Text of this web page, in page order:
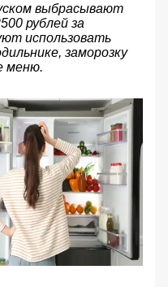
выбрасывают
рублей за
использовать
заморозку
меню.